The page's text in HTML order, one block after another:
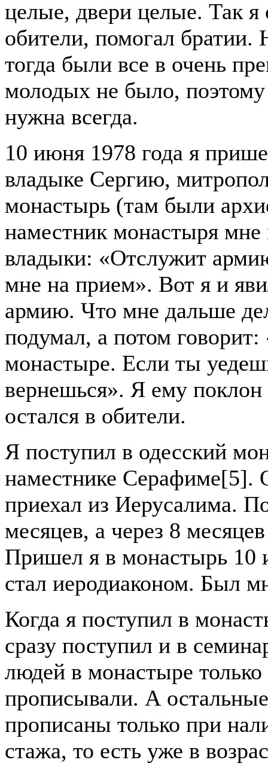
целые, двери целые. Так
обители, помогал братии.
тогда были все в очень
молодых не было,
нужна всегда.
10 июня 1978 года я
владыке Сергию,
монастырь (там были
наместник монастыря мне
владыки: «Отслужит
мне на прием». Вот я и
армию. Что мне дальше
подумал, а потом говорит:
монастыре. Если ты
вернешься». Я ему
остался в обители.
Я поступил в одесский
наместнике Серафиме[5].
приехал из Иерусалима.
месяцев, а через 8
Пришел я в монастырь 10
стал иеродиаконом. Был
Когда я поступил в
сразу поступил и в
людей в монастыре
прописывали. А
прописаны только при
стажа, то есть уже в